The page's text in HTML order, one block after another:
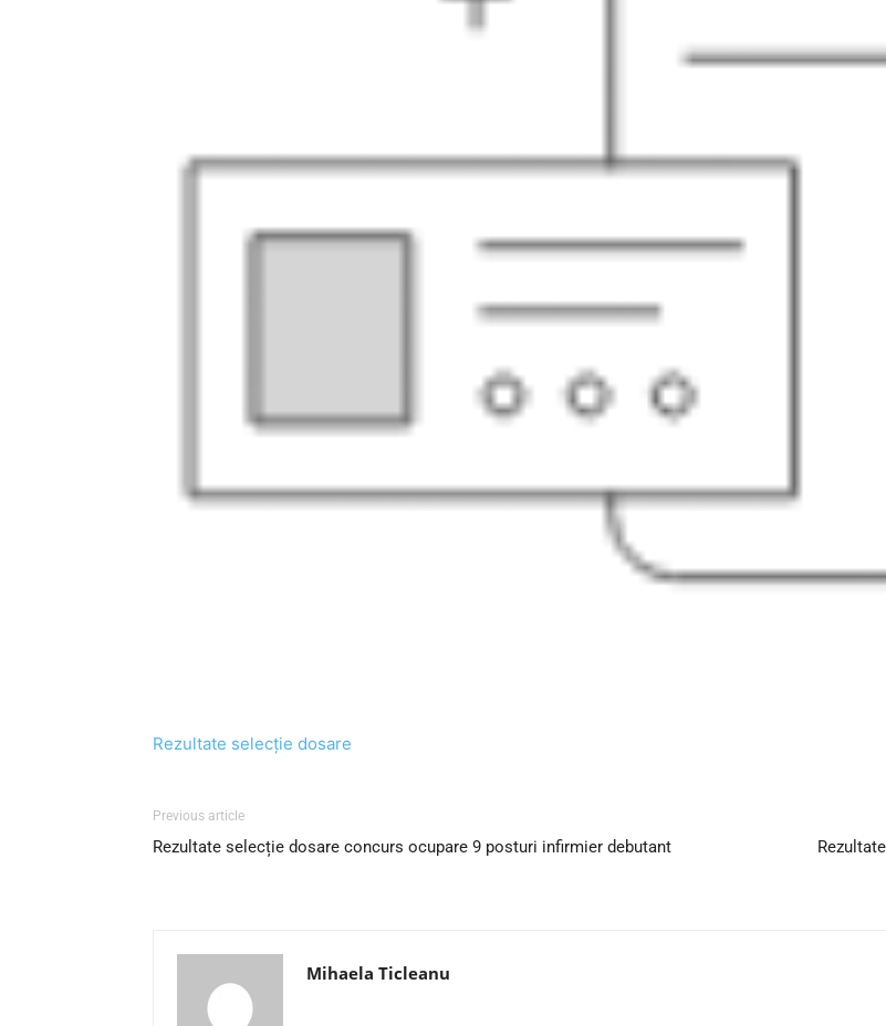
Rezultate selecție dosare
Previous article
Rezultate selecție dosare concurs ocupare 9 posturi infirmier debutant
Mihaela Ticleanu